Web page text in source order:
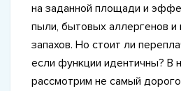
на заданной площади и
пыли, бытовых аллергенов и
запахов. Но стоит ли
если функции идентичны? В
рассмотрим не самый